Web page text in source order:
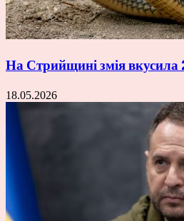
На Стрийщині змія
18.05.2026